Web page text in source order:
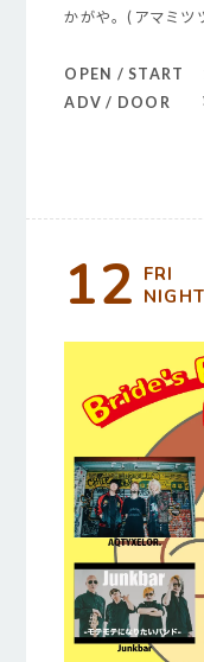
かがや。(アマミツ
OPEN / START
ADV / DOOR
12 FRI
NIGHT